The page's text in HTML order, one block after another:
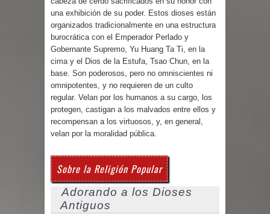
una exhibición de su poder. Estos dioses están
organizados tradicionalmente en una estructura
burocrática con el Emperador Perlado y
Gobernante Supremo, Yu Huang Та Ti, en la
cima y el Dios de la Estufa, Tsao Chun, en la
base. Son poderosos, pero no omniscientes ni
omnipotentes, y no requieren de un culto
regular. Velan por los humanos a su cargo, los
protegen, castigan a los malvados entre ellos y
recompensan a los virtuosos, y, en general,
velan por la moralidad pública.
Sobre la Religión Popular
Adorando a los Dioses
Antiguos